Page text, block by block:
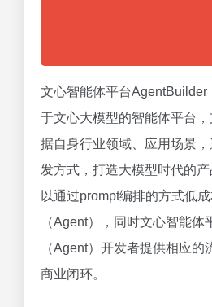
文心智能体平台AgentBuilder
于文心大模型的智能体平台
据自身行业领域、应用场景
发方式，打造大模型时代的
以通过prompt编排的方式低
（Agent），同时文心智能体
（Agent）开发者提供相应
商业闭环。